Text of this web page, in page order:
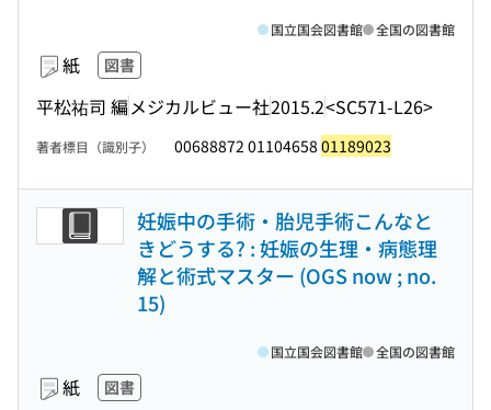
紙 図書
平松祐司 編 メジカルビュー社2015.2<SC571-L26>
国立国会図書館 全国の図書館
著者標目（識別子） 00688872 01104658 01189023
妊娠中の手術・胎児手術こんなと
きどうする? : 妊娠の生理・病態理
解と術式マスター (OGS now ; no.
15)
紙 図書
国立国会図書館 全国の図書館